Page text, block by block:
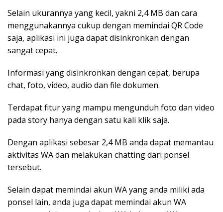
Selain ukurannya yang kecil, yakni 2,4 MB dan cara
menggunakannya cukup dengan memindai QR Code
saja, aplikasi ini juga dapat disinkronkan dengan
sangat cepat.
Informasi yang disinkronkan dengan cepat, berupa
chat, foto, video, audio dan file dokumen.
Terdapat fitur yang mampu mengunduh foto dan video
pada story hanya dengan satu kali klik saja.
Dengan aplikasi sebesar 2,4 MB anda dapat memantau
aktivitas WA dan melakukan chatting dari ponsel
tersebut.
Selain dapat memindai akun WA yang anda miliki ada
ponsel lain, anda juga dapat memindai akun WA